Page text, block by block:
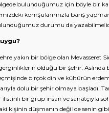
bulunduğumuz için böyle bir
komşularımızla barış
durumu da
yakın bir bölge olan Mevasseret
olduğu bir şehir.
birçok din ve kültürün
dolu bir şehir olmaya başladı.
bir grup insan ve sanatçıyla
kişinin düşmanın değil de senin